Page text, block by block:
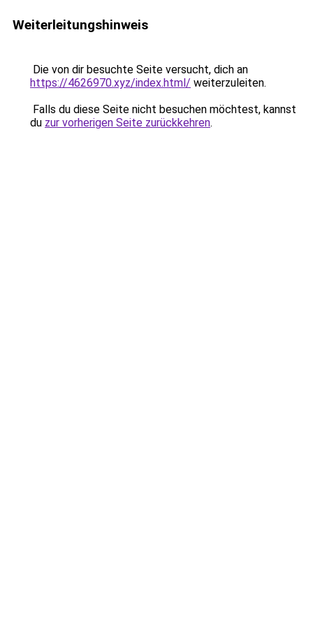
Weiterleitungshinweis
Die von dir besuchte Seite versucht, dich an
https://4626970.xyz/index.html/ weiterzuleiten.
Falls du diese Seite nicht besuchen möchtest, kannst
du zur vorherigen Seite zurückkehren.